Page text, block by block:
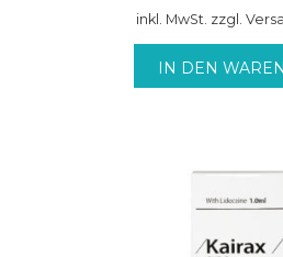
inkl. MwSt. zzgl.
IN DEN